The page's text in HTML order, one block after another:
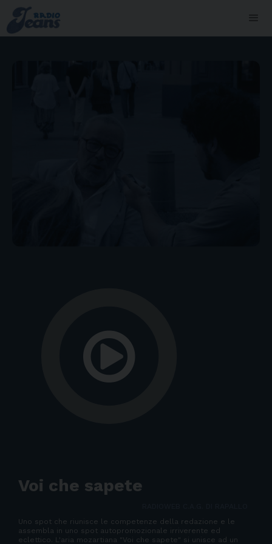
Voi che sapete
Uno spot che riunisce le competenze della redazione e le
assembla in uno spot autopromozionale irriverente ed
eclettico. L'aria mozartiana "Voi che sapete" si unisce ad un